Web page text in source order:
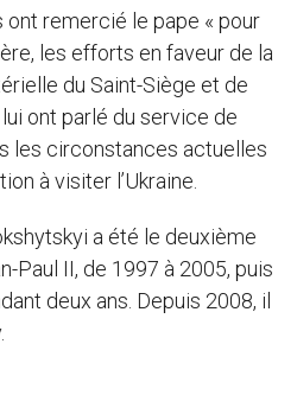
ont remercié le pape « pour
les efforts en faveur de la
du Saint-Siège et de
lui ont parlé du service de
les circonstances actuelles
à visiter l’Ukraine.
a été le deuxième
Paul II, de 1997 à 2005, puis
deux ans. Depuis 2008, il